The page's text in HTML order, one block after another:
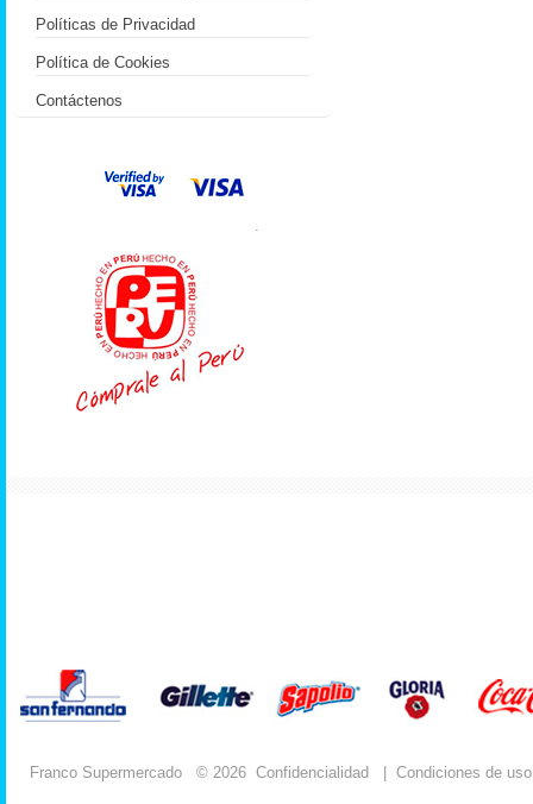
Políticas de Privacidad
Política de Cookies
Contáctenos
.
Franco Supermercado © 2026 Confidencialidad Condiciones de uso